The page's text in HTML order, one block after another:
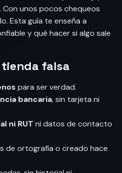
Con unos pocos chequeos
Esta guía te enseña a
y qué hacer si algo sale
tienda falsa
para ser verdad.
bancaria, sin tarjeta ni
ni RUT ni datos de contacto
de ortografía o creado hace